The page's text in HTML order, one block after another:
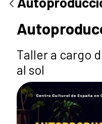
Taller a cargo
al sol